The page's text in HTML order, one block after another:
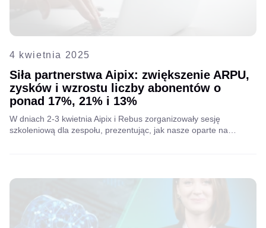
4 kwietnia 2025
Siła partnerstwa Aipix: zwiększenie ARPU,
zysków i wzrostu liczby abonentów o
ponad 17%, 21% i 13%
W dniach 2-3 kwietnia Aipix i Rebus zorganizowały sesję
szkoleniową dla zespołu, prezentując, jak nasze oparte na